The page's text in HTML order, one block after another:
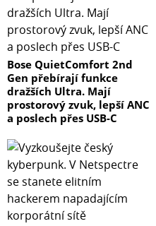
Bose QuietComfort 2nd
Gen přebírají funkce
dražších Ultra. Mají
prostorový zvuk, lepší ANC
a poslech přes USB-C